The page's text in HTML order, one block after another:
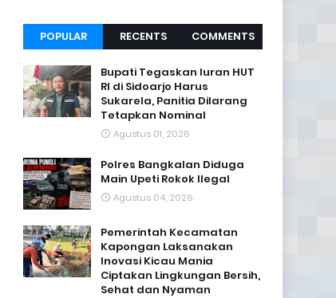
POPULAR RECENTS COMMENTS
Bupati Tegaskan Iuran HUT
RI di Sidoarjo Harus
Sukarela, Panitia Dilarang
Tetapkan Nominal
Agustus 01, 2026
Polres Bangkalan Diduga
Main Upeti Rokok Ilegal
Agustus 04, 2026
Pemerintah Kecamatan
Kapongan Laksanakan
Inovasi Kicau Mania
Ciptakan Lingkungan Bersih,
Sehat dan Nyaman